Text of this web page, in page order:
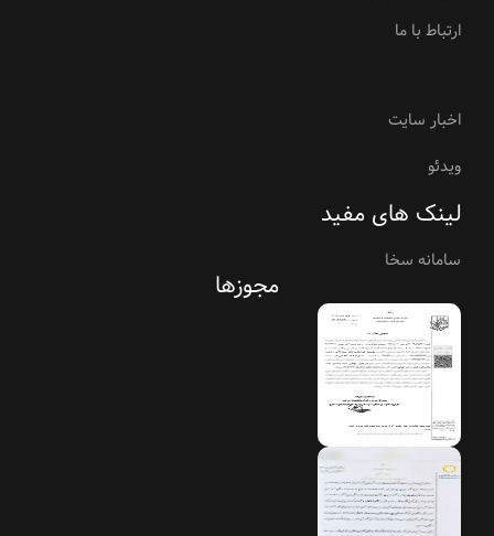
ارتباط با ما
اخبار سایت
ویدئو
لینک های مفید
سامانه سخا
مجوزها